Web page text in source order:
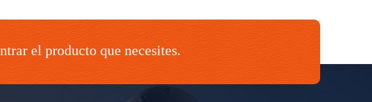
el producto que necesites.